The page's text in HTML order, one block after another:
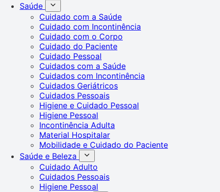
Saúde
Cuidado com a Saúde
Cuidado com Incontinência
Cuidado com o Corpo
Cuidado do Paciente
Cuidado Pessoal
Cuidados com a Saúde
Cuidados com Incontinência
Cuidados Geriátricos
Cuidados Pessoais
Higiene e Cuidado Pessoal
Higiene Pessoal
Incontinência Adulta
Material Hospitalar
Mobilidade e Cuidado do Paciente
Saúde e Beleza
Cuidado Adulto
Cuidados Pessoais
Higiene Pessoal